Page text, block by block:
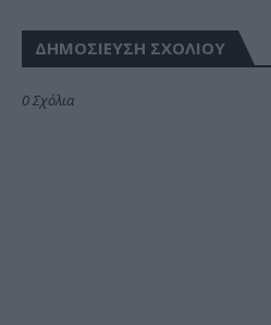
ΔΗΜΟΣΊΕΥΣΗ ΣΧΟΛΊΟΥ
0 Σχόλια